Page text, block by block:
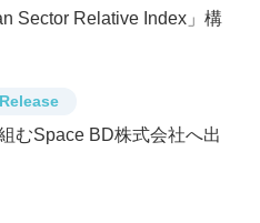
Sector Relative Index」構
むSpace BD株式会社へ出